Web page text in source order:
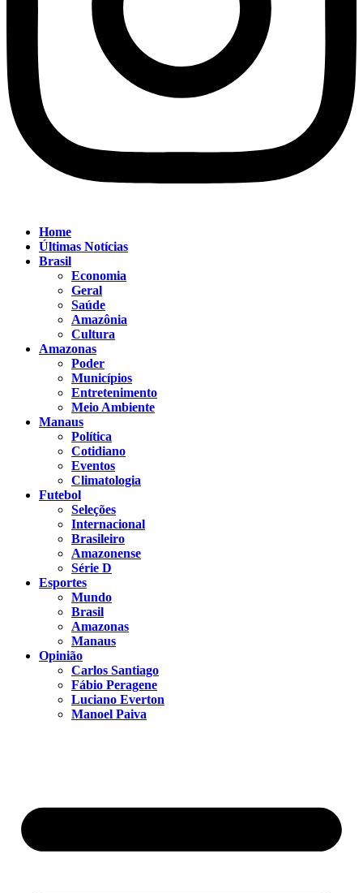
Home
Últimas Notícias
Brasil
Economia
Geral
Saúde
Amazônia
Cultura
Amazonas
Poder
Municípios
Entretenimento
Meio Ambiente
Manaus
Política
Cotidiano
Eventos
Climatologia
Futebol
Seleções
Internacional
Brasileiro
Amazonense
Série D
Esportes
Mundo
Brasil
Amazonas
Manaus
Opinião
Carlos Santiago
Fábio Peragene
Luciano Everton
Manoel Paiva